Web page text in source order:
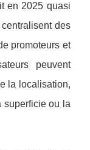
en 2025 quasi
des
promoteurs et
peuvent
la localisation,
superficie ou la